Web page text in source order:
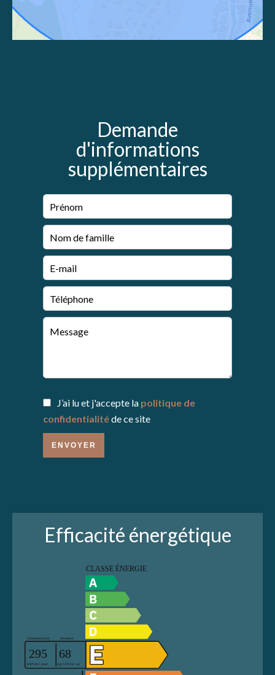
Demande
d'informations
supplémentaires
J’ai lu et j'accepte la politique de
confidentialitéde ce site
ENVOYER
Efficacité énergétique